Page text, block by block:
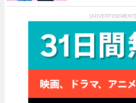
[ADVERTISEMENT]